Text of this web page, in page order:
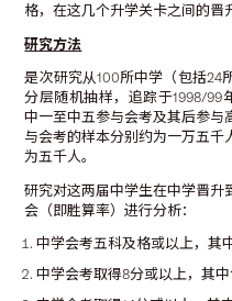
格，在这几个升学关卡之间的晋
研究方法
是次研究从100所中学（包括24
分层随机抽样，追踪于1998/99
中一至中五参与会考及其后参
与会考的样本分别约为一万五
为五千人。
研究对这两届中学生在中学晋
会（即胜算率）进行分析：
中学会考五科及格或以上，其
中学会考取得8分或以上，其